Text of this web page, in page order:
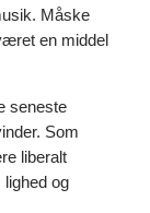
Måske
en middel
seneste
Som
liberalt
og